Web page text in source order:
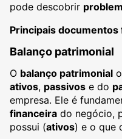
pode descobrir
Principais
Balanço patrimonial
O balanço patrimonial
ativos, passivos e do
empresa. Ele é
financeira do negócio,
possui (ativos) e o que